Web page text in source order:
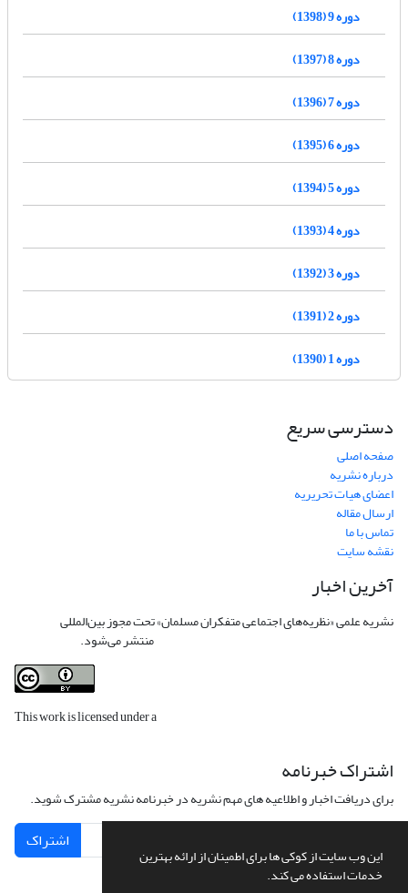
این وب سایت از کوکی ها برای اطمینان از ارائه بهترین
خدمات استفاده می کند.
دوره 9 (1398)
دوره 8 (1397)
دوره 7 (1396)
دوره 6 (1395)
دوره 5 (1394)
دوره 4 (1393)
دوره 3 (1392)
دوره 2 (1391)
دوره 1 (1390)
دسترسی سریع
صفحه اصلی
درباره نشریه
اعضای هیات تحریریه
ارسال مقاله
تماس با ما
نقشه سایت
آخرین اخبار
نشریه علمی «نظریه‌های اجتماعی متفکران مسلمان» تحت مجوز بین‌المللی
منتشر می‌شود.
This work is licensed under a
اشتراک خبرنامه
برای دریافت اخبار و اطلاعیه های مهم نشریه در خبرنامه نشریه مشترک شوید.
اشتراک